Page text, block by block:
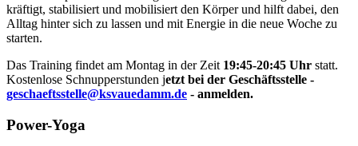
kräftigt, stabilisiert und mobilisiert den Körper und hilft dabei, den
Alltag hinter sich zu lassen und mit Energie in die neue Woche zu
starten.
Das Training findet am Montag in der Zeit 19:45-20:45 Uhr statt.
Kostenlose Schnupperstunden jetzt bei der Geschäftsstelle -
geschaeftsstelle@ksvauedamm.de - anmelden.
Power-Yoga